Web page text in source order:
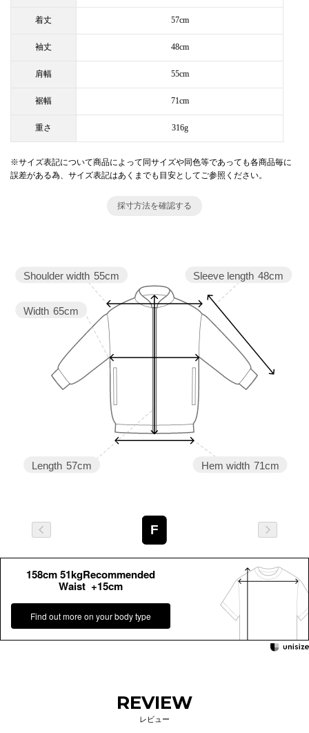
着丈
袖丈
肩幅
裾幅
重さ
57cm
48cm
55cm
71cm
316g
※サイズ表記について商品によって同サイズや同色等であっても各商品毎に
誤差がある為、サイズ表記はあくまでも目安としてご参照ください。
採寸方法を確認する
Hem width 71cm
Sleeve length 48cm
Length 57cm
Width 65cm
Shoulder width 55cm
F
158cm 51kgRecommended
Waist +15cm
Find out more on your body type
REVIEW
レビュー